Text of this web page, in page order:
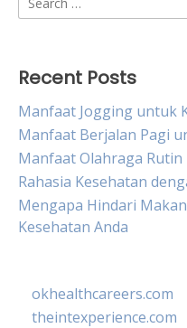
for:
Recent Posts
Manfaat Jogging untuk
Manfaat Berjalan Pagi
Manfaat Olahraga
Rahasia Kesehatan
Mengapa Hindari
Kesehatan Anda
okhealthcareers.com
theintexperience.com